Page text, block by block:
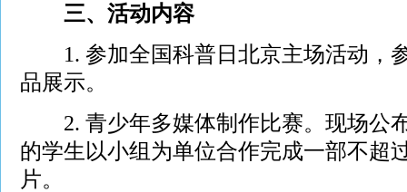
三、活动内容
1. 参加全国科普日北京主场活动，
品展示。
2. 青少年多媒体制作比赛。现场公
的学生以小组为单位合作完成一部不超
片。